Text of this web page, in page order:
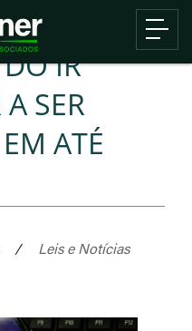
IR
SER
ATÉ
/
Leis e Notícias